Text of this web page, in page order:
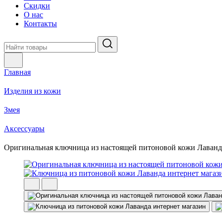
Скидки
О нас
Контакты
Главная
Изделия из кожи
Змея
Аксессуары
Оригинальная ключница из настоящей питоновой кожи